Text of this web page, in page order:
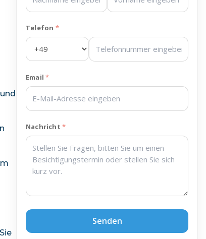
Telefon
Email
Nachricht
Senden